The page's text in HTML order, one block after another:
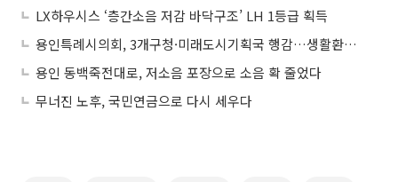
LX하우시스 ‘층간소음 저감 바닥구조’ LH 1등급 획득
용인특례시의회, 3개구청·미래도시기획국 행감…생활환경·신재생에너지 ‘ 전방위 점검
용인 동백죽전대로, 저소음 포장으로 소음 확 줄었다
무너진 노후, 국민연금으로 다시 세우다